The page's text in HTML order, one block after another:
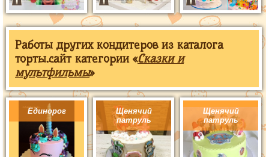
Работы других кондитеров из каталога
торты.сайт категории «Сказки и
мультфильмы»
Единорог
Щенячий
патруль
Щенячий
патруль